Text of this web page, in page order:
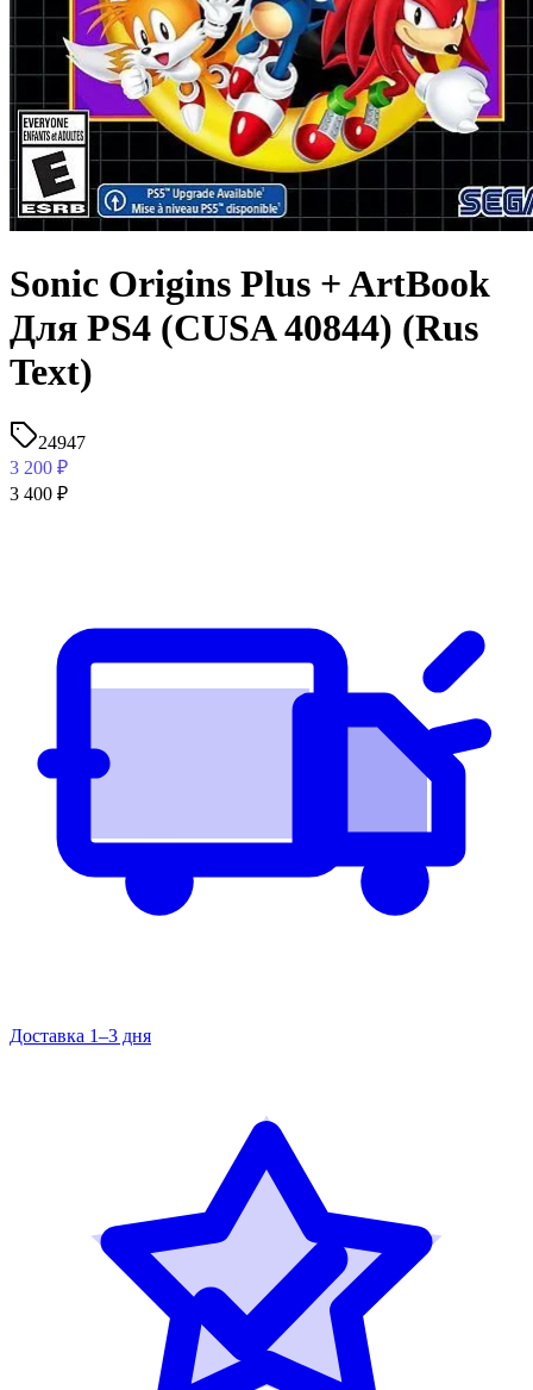
Sonic Origins Plus + ArtBook
Для PS4 (CUSA 40844) (Rus
Text)
24947
3 200 ₽
3 400 ₽
Доставка 1–3 дня